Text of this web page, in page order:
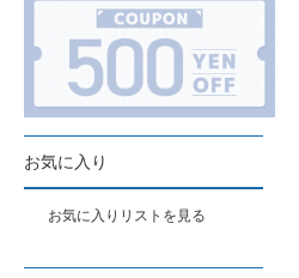
お気に入り
お気に入りリストを見る